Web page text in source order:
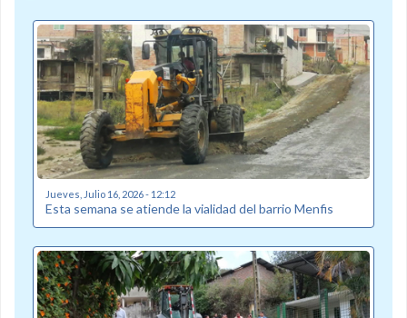
Jueves, Julio 16, 2026 - 12:12
Esta semana se atiende la vialidad del barrio Menfis